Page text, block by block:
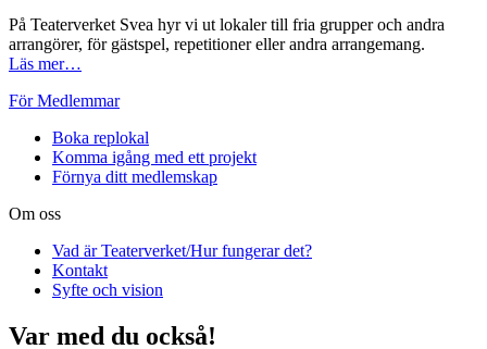
På Teaterverket Svea hyr vi ut lokaler till fria grupper och andra
arrangörer, för gästspel, repetitioner eller andra arrangemang.
Läs mer…
För Medlemmar
Boka replokal
Komma igång med ett projekt
Förnya ditt medlemskap
Om oss
Vad är Teaterverket/Hur fungerar det?
Kontakt
Syfte och vision
Var med du också!